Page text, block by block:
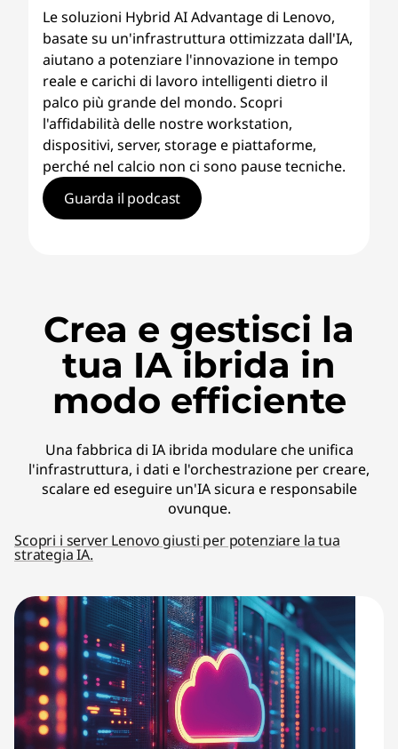
Le soluzioni Hybrid AI Advantage di Lenovo,
basate su un'infrastruttura ottimizzata dall'IA,
aiutano a potenziare l'innovazione in tempo
reale e carichi di lavoro intelligenti dietro il
palco più grande del mondo. Scopri
l'affidabilità delle nostre workstation,
dispositivi, server, storage e piattaforme,
perché nel calcio non ci sono pause tecniche.
Guarda il podcast
Crea e gestisci la
tua IA ibrida in
modo efficiente
Una fabbrica di IA ibrida modulare che unifica
l'infrastruttura, i dati e l'orchestrazione per creare,
scalare ed eseguire un'IA sicura e responsabile
ovunque.
Scopri i server Lenovo giusti per potenziare la tua
strategia IA.